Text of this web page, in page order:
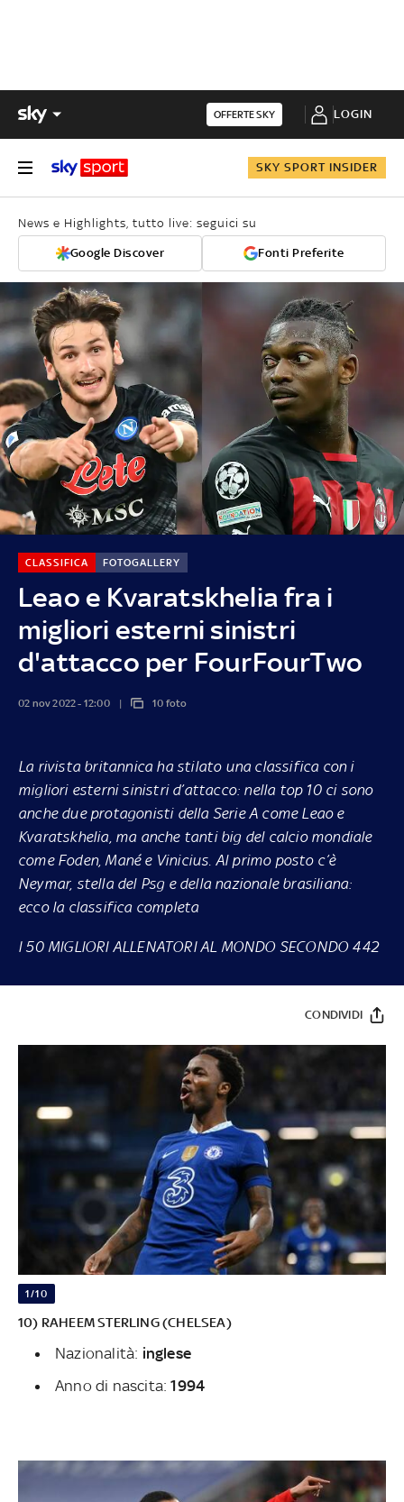
OFFERTE SKY LOGIN
SKY SPORT INSIDER
News e Highlights, tutto live: seguici su
Google Discover Fonti Preferite
Leao e Kvaratskhelia fra i
migliori esterni sinistri
d'attacco per FourFourTwo
CLASSIFICA FOTOGALLERY
02 nov 2022 - 12:00 10 foto
La rivista britannica ha stilato una classifica con i
migliori esterni sinistri d’attacco: nella top 10 ci sono
anche due protagonisti della Serie A come Leao e
Kvaratskhelia, ma anche tanti big del calcio mondiale
come Foden, Mané e Vinicius. Al primo posto c’è
Neymar, stella del Psg e della nazionale brasiliana:
ecco la classifica completa
I 50 MIGLIORI ALLENATORI AL MONDO SECONDO 442
CONDIVIDI
1/10
10) RAHEEM STERLING (CHELSEA)
Nazionalità: inglese
Anno di nascita:1994